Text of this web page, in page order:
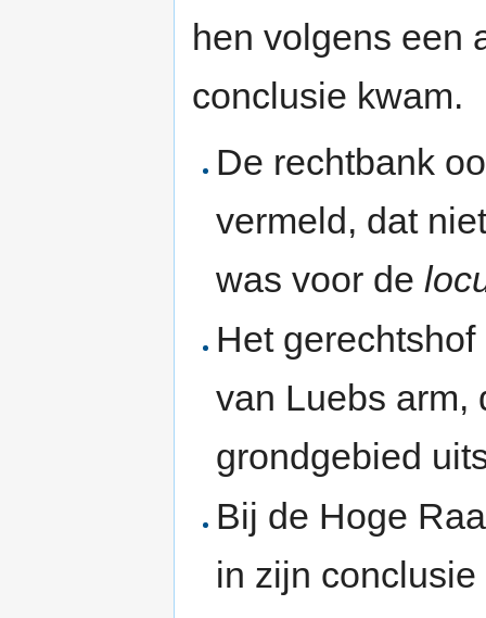
hen volgens een
conclusie kwam.
De rechtbank
vermeld, dat
was voor de
Het
van Luebs arm,
grondgebied
Bij de Hoge
in zijn